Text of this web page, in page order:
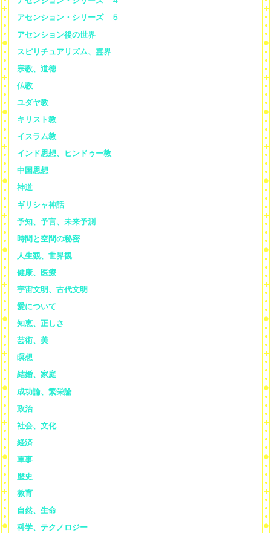
アセンション・シリーズ ５
アセンション後の世界
スピリチュアリズム、霊界
宗教、道徳
仏教
ユダヤ教
キリスト教
イスラム教
インド思想、ヒンドゥー教
中国思想
神道
ギリシャ神話
予知、予言、未来予測
時間と空間の秘密
人生観、世界観
健康、医療
宇宙文明、古代文明
愛について
知恵、正しさ
芸術、美
瞑想
結婚、家庭
成功論、繁栄論
政治
社会、文化
経済
軍事
歴史
教育
自然、生命
科学、テクノロジー